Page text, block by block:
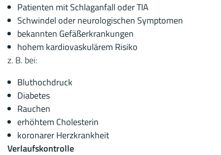
Patienten mit Schlaganfall oder TIA
Schwindel oder neurologischen Symptomen
bekannten Gefäßerkrankungen
hohem kardiovaskulärem Risiko
z. B. bei:
Bluthochdruck
Diabetes
Rauchen
erhöhtem Cholesterin
koronarer Herzkrankheit
Verlaufskontrolle